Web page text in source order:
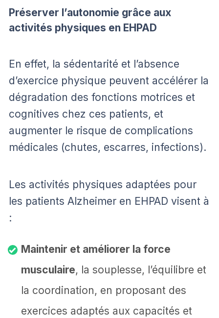
Préserver l’autonomie grâce aux
activités physiques en EHPAD
En effet, la sédentarité et l’absence
d’exercice physique peuvent accélérer la
dégradation des fonctions motrices et
cognitives chez ces patients, et
augmenter le risque de complications
médicales (chutes, escarres, infections).
Les activités physiques adaptées pour
les patients Alzheimer en EHPAD visent à
:
Maintenir et améliorer la force
musculaire, la souplesse, l’équilibre et
la coordination, en proposant des
exercices adaptés aux capacités et